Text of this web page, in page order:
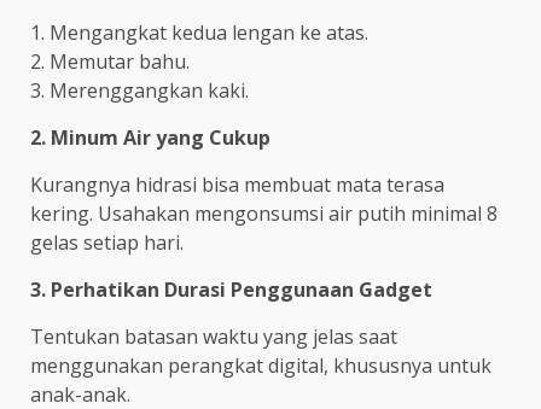
1. Mengangkat kedua lengan ke atas.
2. Memutar bahu.
3. Merenggangkan kaki.
2. Minum Air yang Cukup
Kurangnya hidrasi bisa membuat mata terasa
kering. Usahakan mengonsumsi air putih minimal 8
gelas setiap hari.
3. Perhatikan Durasi Penggunaan Gadget
Tentukan batasan waktu yang jelas saat
menggunakan perangkat digital, khususnya untuk
anak-anak.